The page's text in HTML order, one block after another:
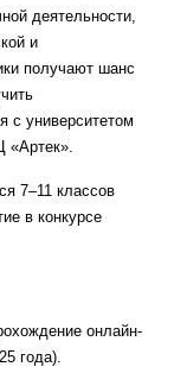
деятельности,
и
получают шанс
с университетом
«Артек».
7–11 классов
в конкурсе
онлайн-
года).